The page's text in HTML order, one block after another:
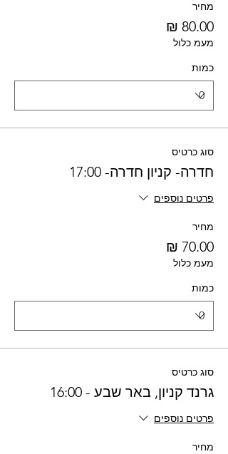
מחיר
מעמ כלול
כמות
סוג כרטיס
חדרה- קניון חדרה- 17:00
פרטים נוספים
מחיר
מעמ כלול
כמות
סוג כרטיס
גרנד קניון, באר שבע - 16:00
פרטים נוספים
מחיר